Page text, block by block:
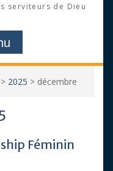
serviteurs de Dieu
> 2025 > décembre
Féminin